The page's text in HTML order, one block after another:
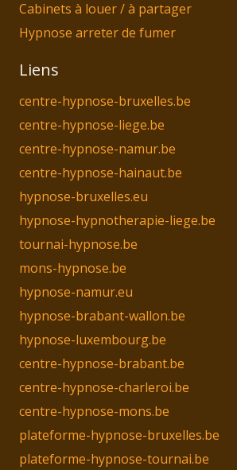
Cabinets à louer / à partager
Hypnose arreter de fumer
Liens
centre-hypnose-bruxelles.be
centre-hypnose-liege.be
centre-hypnose-namur.be
centre-hypnose-hainaut.be
hypnose-bruxelles.eu
hypnose-hypnotherapie-liege.be
tournai-hypnose.be
mons-hypnose.be
hypnose-namur.eu
hypnose-brabant-wallon.be
hypnose-luxembourg.be
centre-hypnose-brabant.be
centre-hypnose-charleroi.be
centre-hypnose-mons.be
plateforme-hypnose-bruxelles.be
plateforme-hypnose-tournai.be